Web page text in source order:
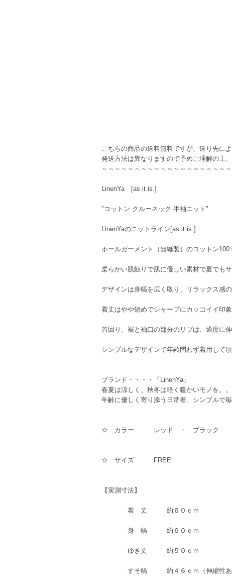
こちらの商品の送料無料ですが、送り先に
発送方法は異なりますので予めご理解の上
～～～～～～～～～～～～～～～～～～～
LinenYa [as it is.]
"コットン クルーネック 半袖ニット"
LinenYaのニットライン[as it is.]
ホールガーメント（無縫製）のコットン100
柔らかい肌触りで肌に優しい素材で夏でもサ
デザインは身幅を広く取り、リラックス感の
着丈はやや短めでシャープにカッコイイ印象
首回り、裾と袖口の部分のリブは、適度に
シンプルなデザインで年齢問わず着用して頂
ブランド・・・・「LinenYa」
春夏は涼しく、秋冬は軽く暖かいモノを。
年齢に優しく寄り添う日常着、シンプルで
☆ カラー レッド ・ ブラック
☆ サイズ FREE
【実測寸法】
着 丈 約６０ｃｍ
身 幅 約６０ｃｍ
ゆき丈 約５０ｃｍ
すそ幅 約４６ｃｍ（伸縮性あり